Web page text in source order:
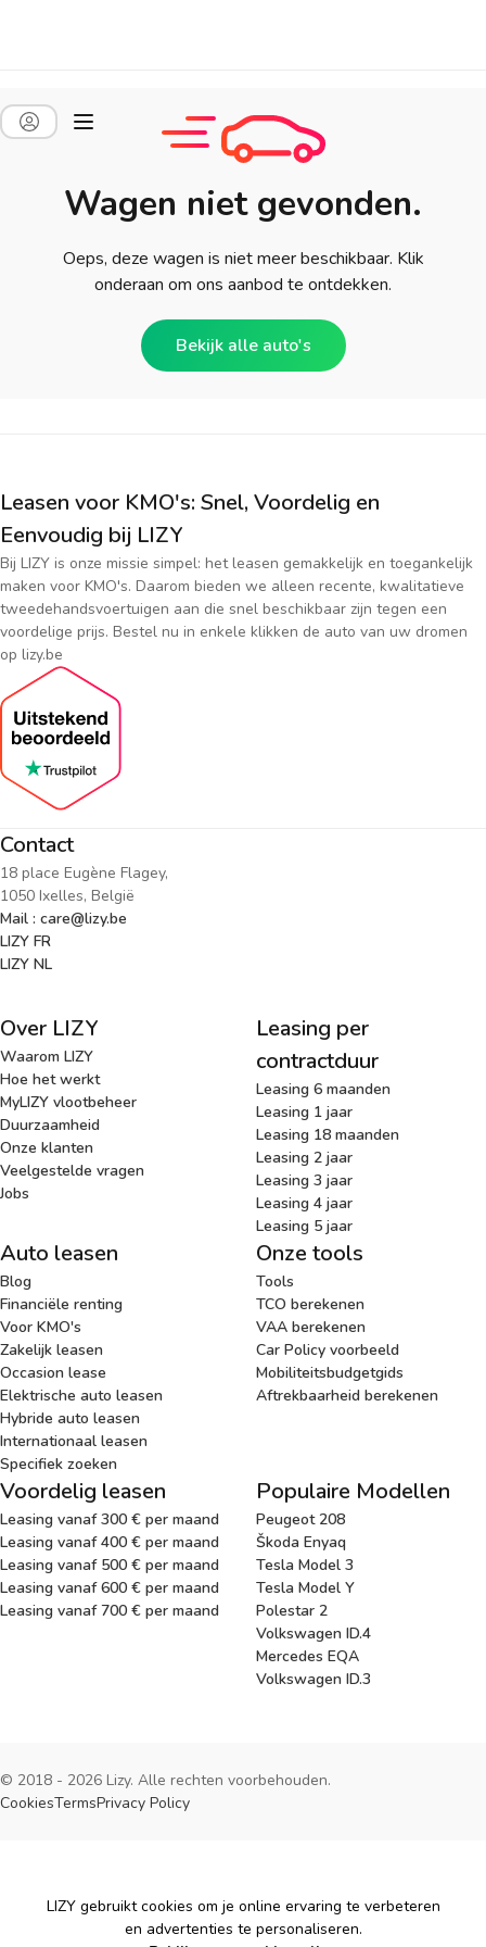
Wagen niet gevonden.
Oeps, deze wagen is niet meer beschikbaar. Klik
onderaan om ons aanbod te ontdekken.
Bekijk alle auto's
Leasen voor KMO's: Snel, Voordelig en
Eenvoudig bij LIZY
Bij LIZY is onze missie simpel: het leasen gemakkelijk en toegankelijk
maken voor KMO's. Daarom bieden we alleen recente, kwalitatieve
tweedehandsvoertuigen aan die snel beschikbaar zijn tegen een
voordelige prijs. Bestel nu in enkele klikken de auto van uw dromen
op lizy.be
Contact
18 place Eugène Flagey,
1050 Ixelles, België
Mail : care@lizy.be
LIZY FR
LIZY NL
Over LIZY
Waarom LIZY
Hoe het werkt
MyLIZY vlootbeheer
Duurzaamheid
Onze klanten
Veelgestelde vragen
Jobs
Leasing per
contractduur
Leasing 6 maanden
Leasing 1 jaar
Leasing 18 maanden
Leasing 2 jaar
Leasing 3 jaar
Leasing 4 jaar
Leasing 5 jaar
Auto leasen
Blog
Financiële renting
Voor KMO's
Zakelijk leasen
Occasion lease
Elektrische auto leasen
Hybride auto leasen
Internationaal leasen
Specifiek zoeken
Onze tools
Tools
TCO berekenen
VAA berekenen
Car Policy voorbeeld
Mobiliteitsbudgetgids
Aftrekbaarheid berekenen
Voordelig leasen
Leasing vanaf 300 € per maand
Leasing vanaf 400 € per maand
Leasing vanaf 500 € per maand
Leasing vanaf 600 € per maand
Leasing vanaf 700 € per maand
Populaire Modellen
Peugeot 208
Škoda Enyaq
Tesla Model 3
Tesla Model Y
Polestar 2
Volkswagen ID.4
Mercedes EQA
Volkswagen ID.3
© 2018 - 2026 Lizy. Alle rechten voorbehouden.
CookiesTermsPrivacy Policy
Cookies
LIZY gebruikt cookies om je online ervaring te verbeteren
en advertenties te personaliseren.